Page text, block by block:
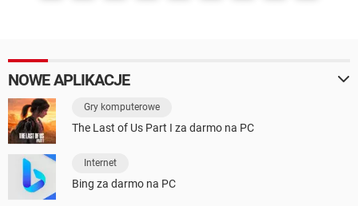
NOWE APLIKACJE
Gry komputerowe
The Last of Us Part I za darmo na PC
Internet
Bing za darmo na PC